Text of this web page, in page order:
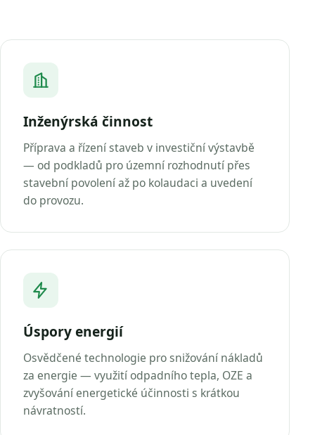
Inženýrská činnost
Příprava a řízení staveb v investiční výstavbě
— od podkladů pro územní rozhodnutí přes
stavební povolení až po kolaudaci a uvedení
do provozu.
Úspory energií
Osvědčené technologie pro snižování nákladů
za energie — využití odpadního tepla, OZE a
zvyšování energetické účinnosti s krátkou
návratností.